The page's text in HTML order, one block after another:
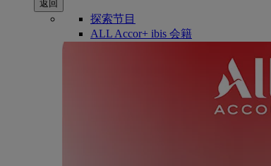
返回
探索节目
ALL Accor+ ibis 会籍